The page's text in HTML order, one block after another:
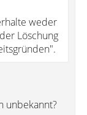
weder
Löschung
unbekannt?